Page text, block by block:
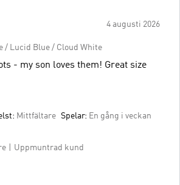
4 augusti 2026
/ Lucid Blue / Cloud White
- my son loves them! Great size
Mittfältare Spelar: En gång i veckan
Uppmuntrad kund